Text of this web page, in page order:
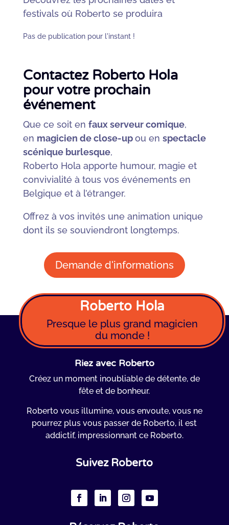
festivals où Roberto se produira
Pas de publication pour l'instant !
Contactez Roberto Hola
pour votre prochain
événement
Que ce soit en faux serveur comique,
en magicien de close-upou en spectacle
scénique burlesque,
Roberto Hola apporte humour, magie et
convivialité à tous vos événements en
Belgique et à l’étranger.
Offrez à vos invités une animation unique
dont ils se souviendront longtemps.
Demande d'informations
Roberto Hola
Presque le plus grand magicien
du monde !
Riez avec Roberto
Créez un moment inoubliable de détente, de
fête et de bonheur.
Roberto vous illumine, vous envoute, vous ne
pourrez plus vous passer de Roberto, il est
addictif, impressionnant ce Roberto.
Suivez Roberto